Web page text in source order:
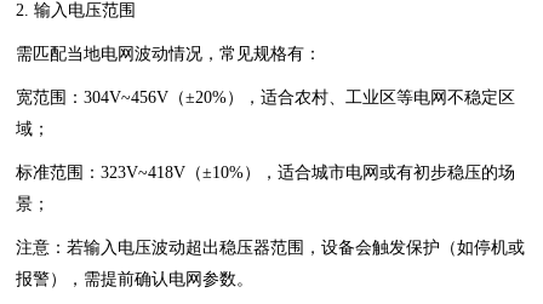
2. 输入电压范围
需匹配当地电网波动情况，常见规格有：
宽范围：304V~456V（±20%），适合农村、工业区等电网不稳定区
域；
标准范围：323V~418V（±10%），适合城市电网或有初步稳压的场
景；
注意：若输入电压波动超出稳压器范围，设备会触发保护（如停机或
报警），需提前确认电网参数。